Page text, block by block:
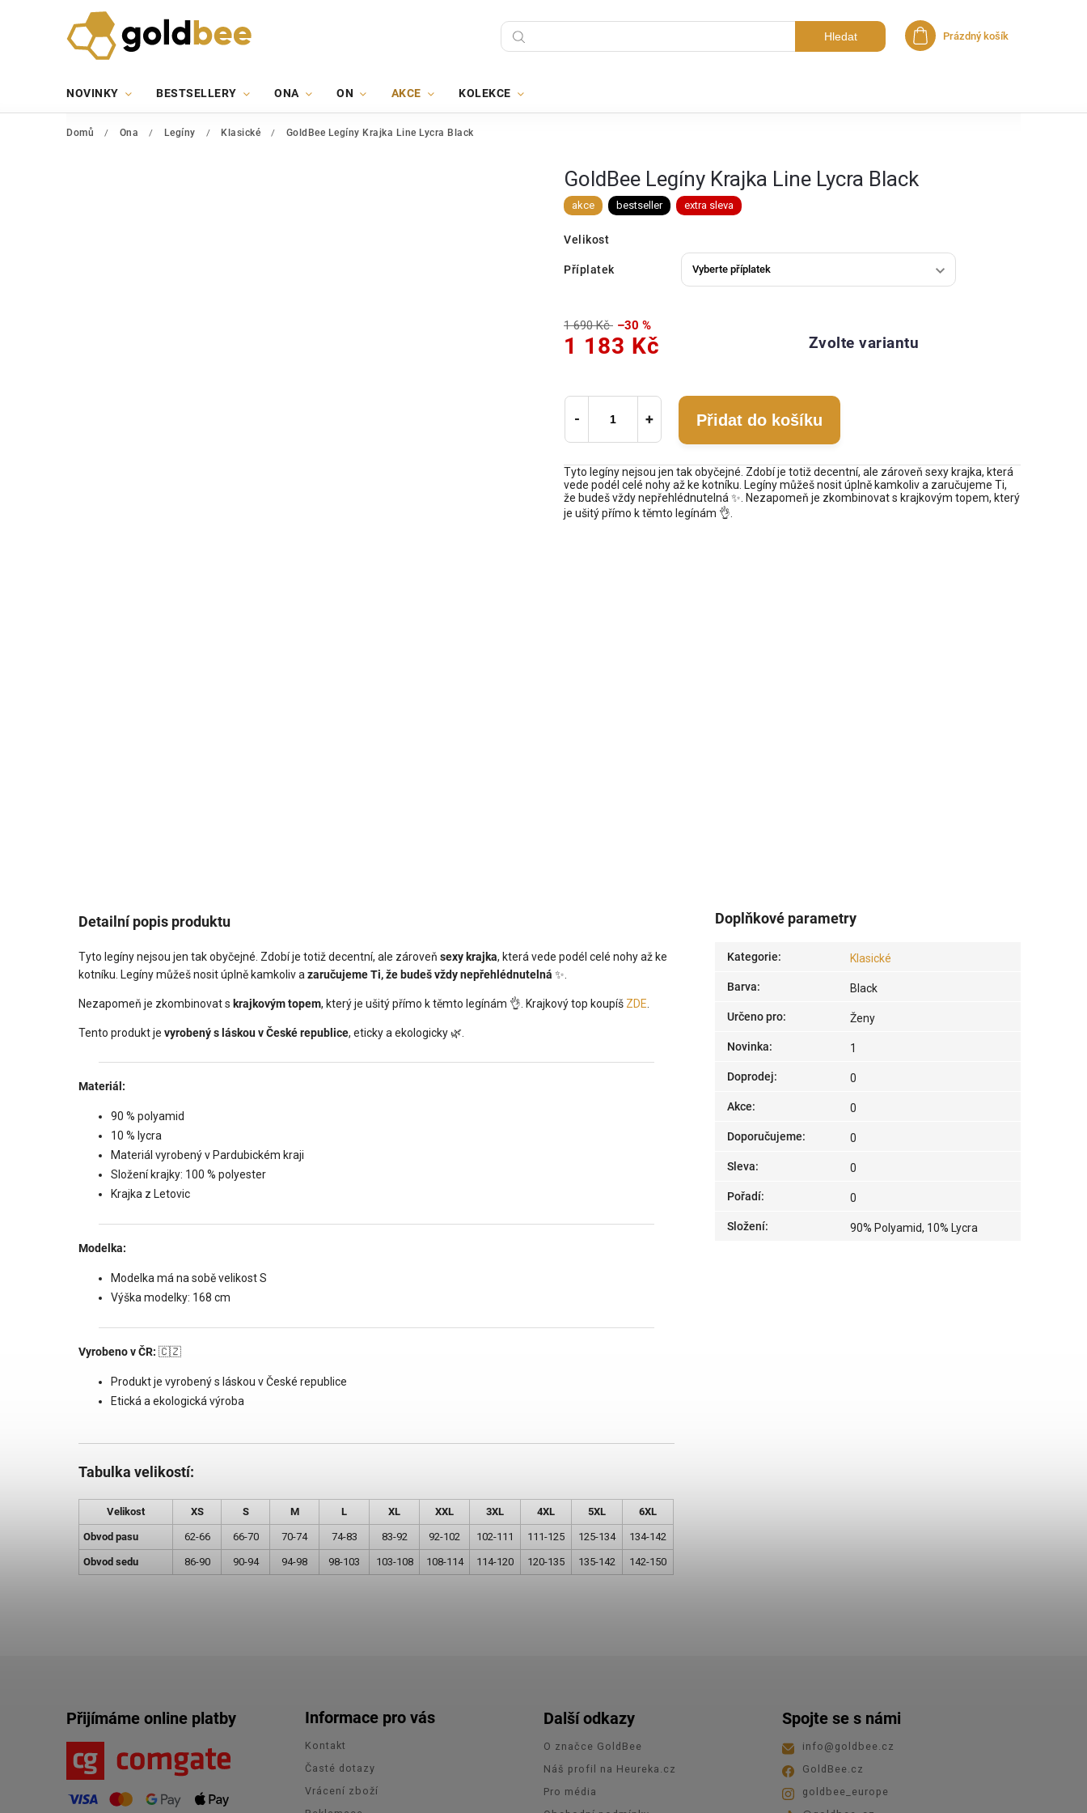
Hledat Nákupní košík
Prázdný košík
NOVINKY BESTSELLERY ONA ON AKCE KOLEKCE
Domů / Ona / Legíny / Klasické / GoldBee Legíny Krajka Line Lycra Black
GoldBee Legíny Krajka Line Lycra Black
akce bestseller extra sleva
Velikost
Příplatek
1 690 Kč –30 %
1 183 Kč Zvolte variantu
Přidat do košíku
Tyto legíny nejsou jen tak obyčejné. Zdobí je totiž decentní, ale zároveň sexy krajka, která
vede podél celé nohy až ke kotníku. Legíny můžeš nosit úplně kamkoliv a zaručujeme Ti,
že budeš vždy nepřehlédnutelná ✨. Nezapomeň je zkombinovat s krajkovým topem, který
je ušitý přímo k těmto legínám 👌.
Detailní popis produktu
Tyto legíny nejsou jen tak obyčejné. Zdobí je totiž decentní, ale zároveň sexy krajka, která vede podél celé nohy až ke
kotníku. Legíny můžeš nosit úplně kamkoliv azaručujeme Ti, že budeš vždy nepřehlédnutelná ✨.
Nezapomeň je zkombinovat s krajkovým topem, který je ušitý přímo k těmto legínám 👌. Krajkový top koupíš ZDE.
Tento produkt je vyrobený s láskou v České republice, eticky a ekologicky 🌿.
Materiál:
90 % polyamid
10 % lycra
Materiál vyrobený v Pardubickém kraji
Složení krajky: 100 % polyester
Krajka z Letovic
Modelka:
Modelka má na sobě velikost S
Výška modelky: 168 cm
Vyrobeno v ČR: 🇨🇿
Produkt je vyrobený s láskou v České republice
Etická a ekologická výroba
Tabulka velikostí:
Velikost XS S M L XL XXL 3XL 4XL 5XL 6XL
Obvod pasu 62-66 66-70 70-74 74-83 83-92 92-102 102-111 111-125 125-134 134-142
Obvod sedu 86-90 90-94 94-98 98-103 103-108 108-114 114-120 120-135 135-142 142-150
Doplňkové parametry
Kategorie: Klasické
Barva: Black
Určeno pro: Ženy
Novinka: 1
Doprodej: 0
Akce: 0
Doporučujeme: 0
Sleva: 0
Pořadí: 0
Složení: 90% Polyamid, 10% Lycra
Přijímáme online platby Informace pro vás
Kontakt
Časté dotazy
Vrácení zboží
Další odkazy
O značce GoldBee
Náš profil na Heureka.cz
Pro média
Spojte se s námi
info @ goldbee.cz
GoldBee.cz
goldbee_europe